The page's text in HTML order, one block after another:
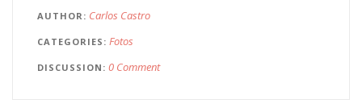
AUTHOR Carlos Castro
CATEGORIES Fotos
DISCUSSION 0 Comment